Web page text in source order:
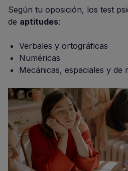
Según tu oposición, los test
de aptitudes:
Verbales y ortográficas
Numéricas
Mecánicas, espaciales y de